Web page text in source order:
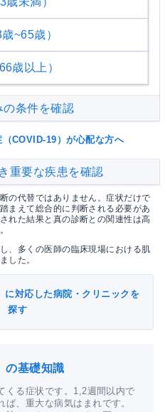
~65歳）
歳以上）
条件を確認
COVID-19）が心配な方へ
重要な疾患を確認
の代替ではありません。症状だけで
まえて総合的に判断される必要があ
れた結果と真の診断との関連性は高
、多くの医師の臨床現場における肌
した。
に対応した病院・クリニックを
探す
の基礎知識
くる症状です。1,2週間以内で
、重大な病気はまれです。